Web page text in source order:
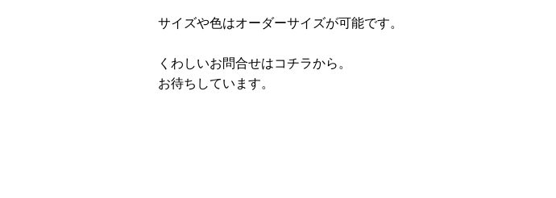
サイズや色はオーダーサイズが可能です。
くわしいお問合せはコチラから。
お待ちしています。